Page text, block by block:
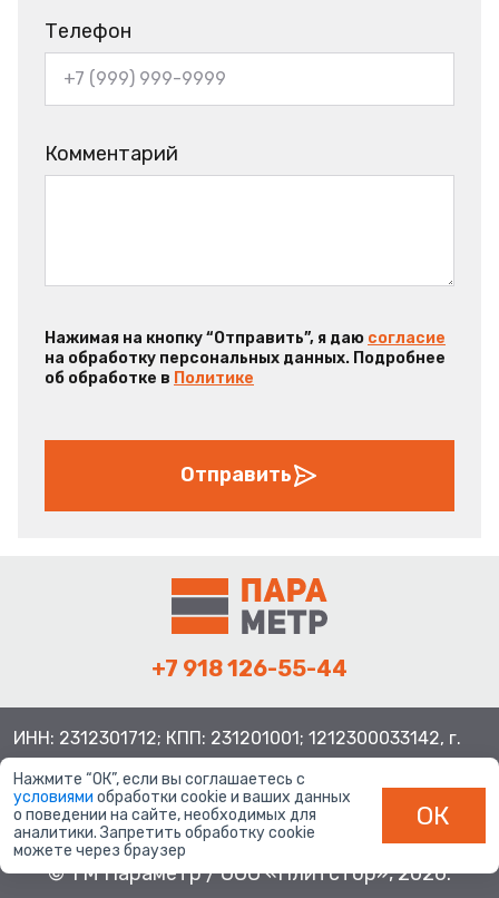
Телефон
Комментарий
Нажимая на кнопку “Отправить”, я даю согласие
на обработку персональных данных. Подробнее
об обработке в Политике
Отправить
+7 918 126-55-44
ИНН: 2312301712; КПП: 231201001; 1212300033142, г.
Краснодар ул. Просторная, 21, индекс 350080
© ТМ Параметр / ООО «Плитстор», 2026.
Нажмите “ОК”, если вы соглашаетесь с
условиями обработки cookie и ваших данных
о поведении на сайте, необходимых для
аналитики. Запретить обработку cookie
можете через браузер
ОК